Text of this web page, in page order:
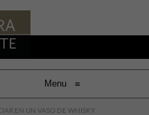
Menu ≡
EN UN VASO DE WHISKY